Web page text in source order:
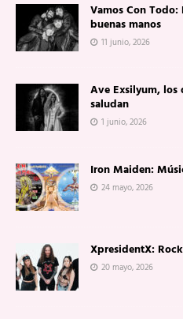
Vamos Con
buenas manos
11 junio, 2026
Ave Exsilyum, los
saludan
1 junio, 2026
Iron Maiden:
24 mayo, 2026
XpresidentX:
20 mayo, 2026